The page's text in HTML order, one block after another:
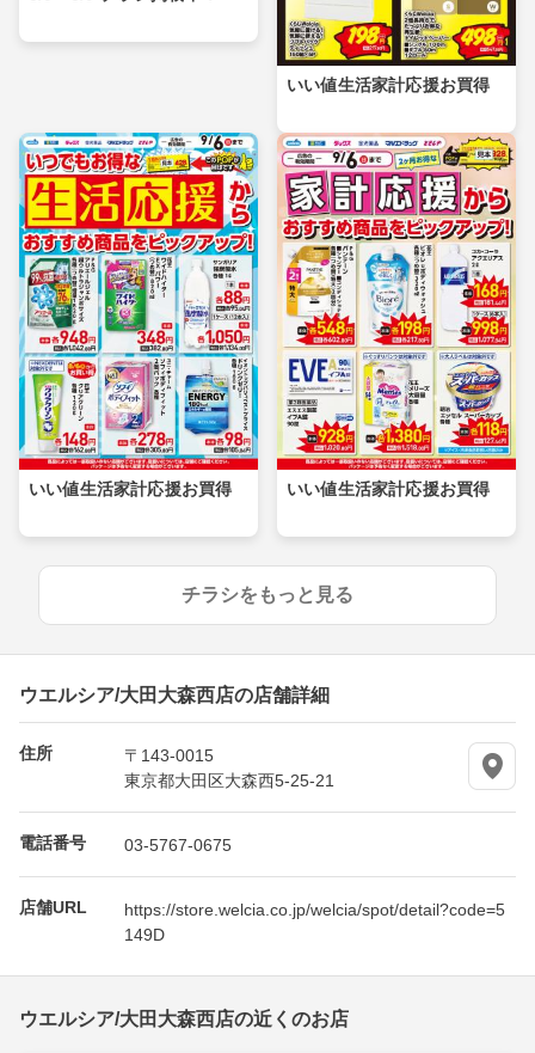
いい値生活家計応援お買得
いい値生活家計応援お買得 いい値生活家計応援お買得
チラシをもっと見る
ウエルシア/大田大森西店の店舗詳細
住所
〒143-0015
東京都大田区大森西5-25-21
電話番号 03-5767-0675
店舗URL
https://store.welcia.co.jp/welcia/spot/detail?code=5
149D
ウエルシア/大田大森西店の近くのお店